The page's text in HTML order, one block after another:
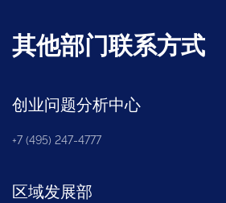
其他部门联系方式
创业问题分析中心
+7 (495) 247-4777
区域发展部